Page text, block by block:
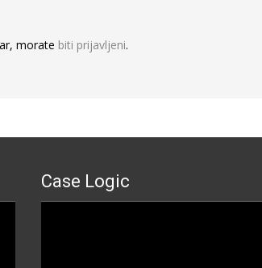
morate biti prijavljeni.
Case Logic